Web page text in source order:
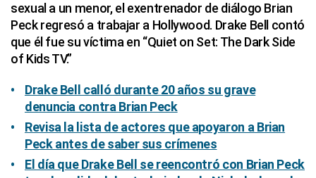
sexual a un menor, el exentrenador de diálogo Brian
Peck regresó a trabajar a Hollywood. Drake Bell contó
que él fue su víctima en “Quiet on Set: The Dark Side
of Kids TV.”
Drake Bell calló durante 20 años su grave
denuncia contra Brian Peck
Revisa la lista de actores que apoyaron a Brian
Peck antes de saber sus crímenes
El día que Drake Bell se reencontró con Brian Peck